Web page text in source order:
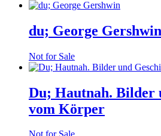
du; George Gershwin
Not for Sale
Du; Hautnah. Bilder
vom Körper